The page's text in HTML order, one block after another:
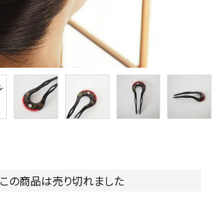
この商品は売り切れました